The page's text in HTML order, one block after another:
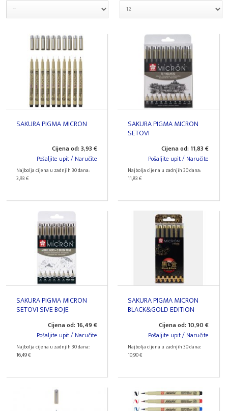
SAKURA PIGMA MICRON
Cijena od: 3,93 €
Pošaljite upit / Naručite
Najbolja cijena u zadnjih 30 dana:
3,93 €
SAKURA PIGMA MICRON
SETOVI
Cijena od: 11,83 €
Pošaljite upit / Naručite
Najbolja cijena u zadnjih 30 dana:
11,83 €
SAKURA PIGMA MICRON
SETOVI SIVE BOJE
Cijena od: 16,49 €
Pošaljite upit / Naručite
Najbolja cijena u zadnjih 30 dana:
16,49 €
SAKURA PIGMA MICRON
BLACK&GOLD EDITION
Cijena od: 10,90 €
Pošaljite upit / Naručite
Najbolja cijena u zadnjih 30 dana:
10,90 €